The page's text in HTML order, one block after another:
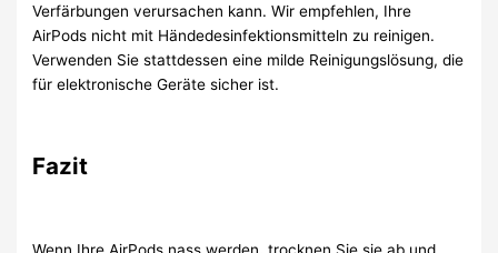
Verfärbungen verursachen kann. Wir empfehlen, Ihre
AirPods nicht mit Händedesinfektionsmitteln zu reinigen.
Verwenden Sie stattdessen eine milde Reinigungslösung, die
für elektronische Geräte sicher ist.
Fazit